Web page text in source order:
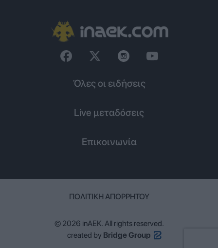
Όλες οι ειδήσεις
Live μεταδόσεις
Επικοινωνία
ΠΟΛΙΤΙΚΉ ΑΠΟΡΡΉΤΟΥ
© 2026 inAEK. All rights reserved.
created by Bridge Group